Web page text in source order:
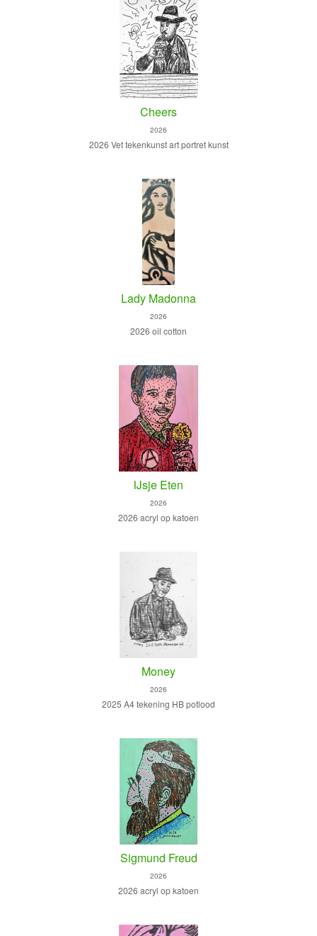
Cheers
2026
2026 Vet tekenkunst art portret kunst
Lady Madonna
2026
2026 oil cotton
IJsje Eten
2026
2026 acryl op katoen
Money
2026
2025 A4 tekening HB potlood
Sigmund Freud
2026
2026 acryl op katoen